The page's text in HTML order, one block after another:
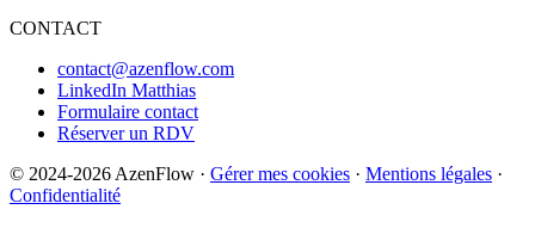
CONTACT
contact@azenflow.com
LinkedIn Matthias
Formulaire contact
Réserver un RDV
© 2024-2026 AzenFlow · Gérer mes cookies · Mentions légales ·
Confidentialité